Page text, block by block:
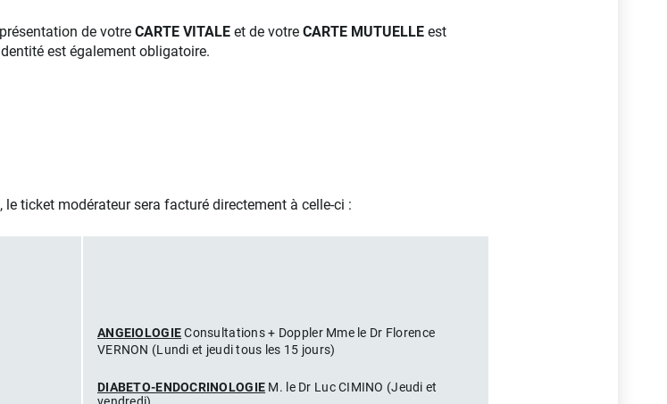
de votre CARTE VITALE et de votre CARTE MUTUELLE est
est également obligatoire.
ticket modérateur sera facturé directement à celle-ci :
ANGEIOLOGIE Consultations + Doppler Mme le Dr Florence
VERNON (Lundi et jeudi tous les 15 jours)
DIABETO-ENDOCRINOLOGIE M. le Dr Luc CIMINO (Jeudi et